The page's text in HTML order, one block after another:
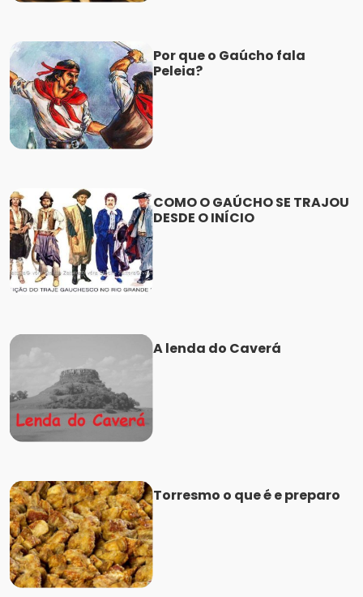
Por que o Gaúcho fala
Peleia?
COMO O GAÚCHO SE TRAJOU
DESDE O INÍCIO
A lenda do Caverá
Torresmo o que é e preparo